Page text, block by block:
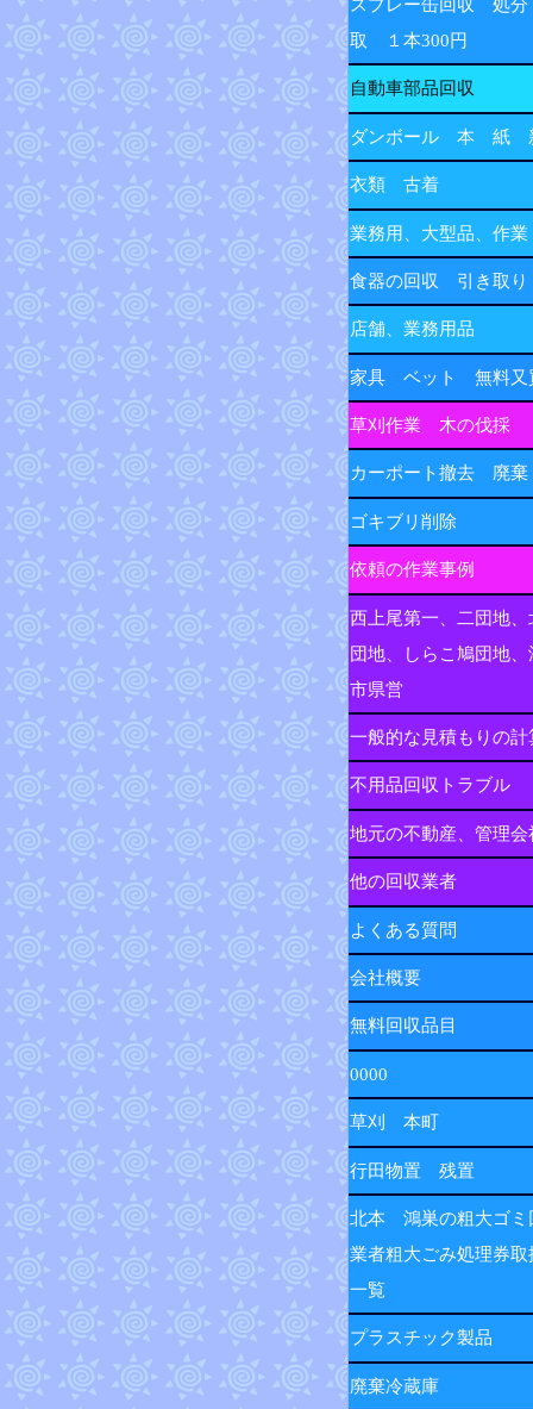
スプレー缶回収 処
取 １本300円
自動車部品回収
ダンボール 本 紙
衣類 古着
業務用、大型品、作業
食器の回収 引き取り
店舗、業務用品
家具 ベット 無料又
草刈作業 木の伐採
カーポート撤去 廃棄
ゴキブリ削除
依頼の作業事例
西上尾第一、二団地、
団地、しらこ鳩団地、
市県営
一般的な見積もりの計
不用品回収トラブル
地元の不動産、管理会
他の回収業者
よくある質問
会社概要
無料回収品目
0000
草刈 本町
行田物置 残置
北本 鴻巣の粗大ゴミ
業者粗大ごみ処理券取
一覧
プラスチック製品
廃棄冷蔵庫